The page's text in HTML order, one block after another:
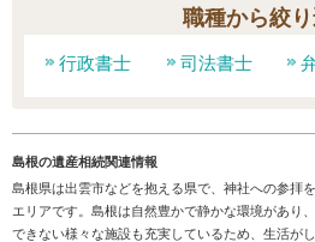
職種から絞
行政書士 司法書士
島根の遺産相続関連情報
島根県は出雲市などを抱える県で、神社への参拝
エリアです。島根は自然豊かで静かな環境があり
できない様々な施設も充実しているため、生活が